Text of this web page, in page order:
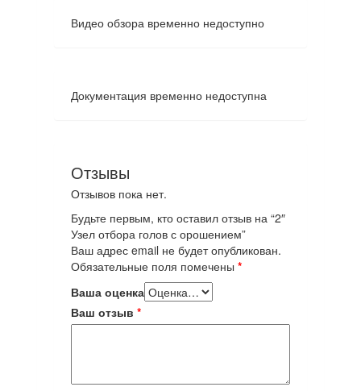
Видео обзора временно недоступно
Документация временно недоступна
Отзывы
Отзывов пока нет.
Будьте первым, кто оставил отзыв на “2″
Узел отбора голов с орошением”
Ваш адрес email не будет опубликован.
Обязательные поля помечены*
Ваша оценка
Ваш отзыв*